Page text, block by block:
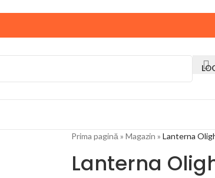
pana in data de 10 August, la ora
Prima pagină » Magazin » Lanterna
Lanterna